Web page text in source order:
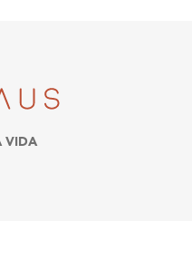
VIDA